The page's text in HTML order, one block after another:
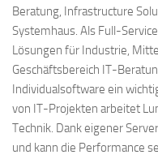
Beratung, Infrastructure
Systemhaus. Als Full-
Lösungen für Industrie,
Geschäftsbereich IT-
Individualsoftware ein
von IT-Projekten arbeitet
Technik. Dank eigener
und kann die Performance